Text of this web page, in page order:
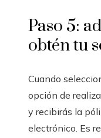
Paso 5:
obtén tu
Cuando
opción de
y recibirás la
electrónico. Es